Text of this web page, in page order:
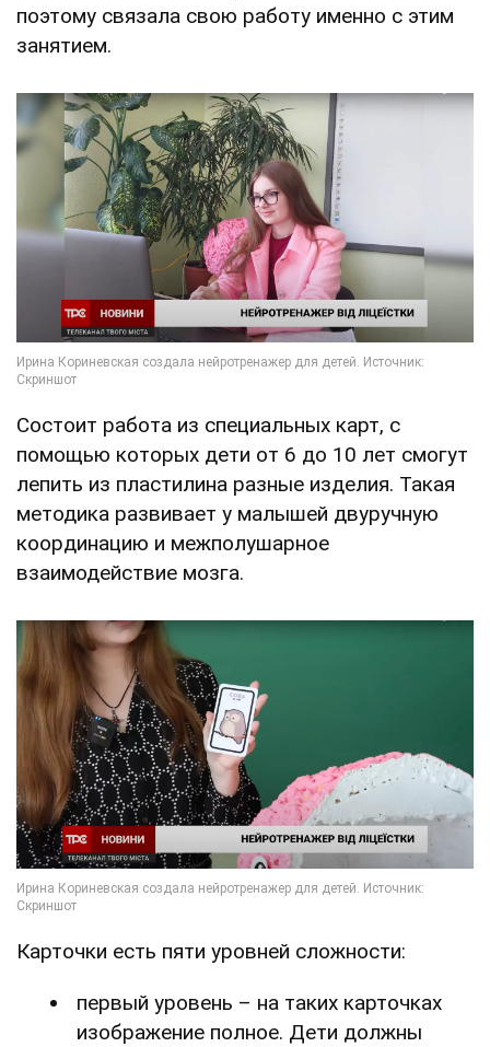
поэтому связала свою работу именно с этим
занятием.
Состоит работа из специальных карт, с
помощью которых дети от 6 до 10 лет смогут
лепить из пластилина разные изделия. Такая
методика развивает у малышей двуручную
координацию и межполушарное
взаимодействие мозга.
Карточки есть пяти уровней сложности:
первый уровень – на таких карточках
изображение полное. Дети должны